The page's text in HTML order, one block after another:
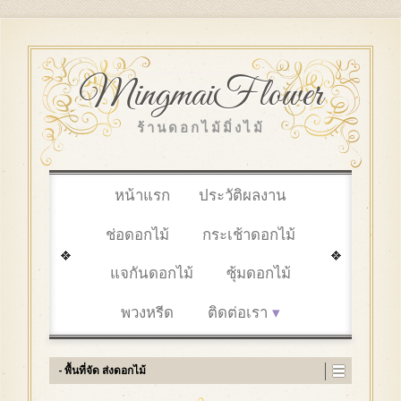
MingmaiFlower
ร้านดอกไม้มิ่งไม้
หน้าแรก
ประวัติผลงาน
ช่อดอกไม้
กระเช้าดอกไม้
แจกันดอกไม้
ซุ้มดอกไม้
พวงหรีด
ติดต่อเรา
- พื้นที่จัด ส่งดอกไม้